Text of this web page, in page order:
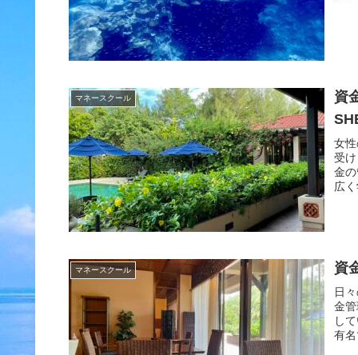
マネースクール
資
女
受
金
広
マネースクール 資
日
金
し
有